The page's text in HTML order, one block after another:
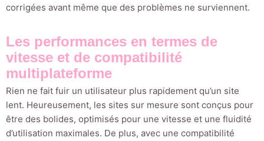
corrigées avant même que des problèmes ne surviennent.
Les performances en termes de
vitesse et de compatibilité
multiplateforme
Rien ne fait fuir un utilisateur plus rapidement qu’un site
lent. Heureusement, les sites sur mesure sont conçus pour
être des bolides, optimisés pour une vitesse et une fluidité
d’utilisation maximales. De plus, avec une compatibilité